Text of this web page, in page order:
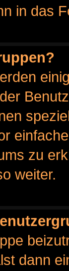
in das
zu
weiter.
dann